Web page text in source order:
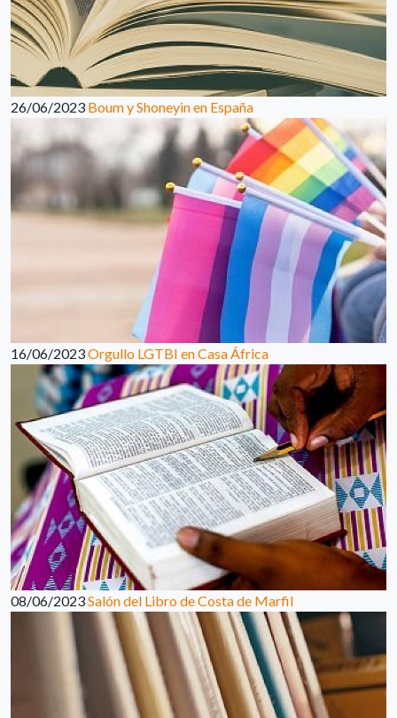
26/06/2023 Boum y Shoneyin en España
16/06/2023Orgullo LGTBI en Casa África
08/06/2023Salón del Libro de Costa de Marfil